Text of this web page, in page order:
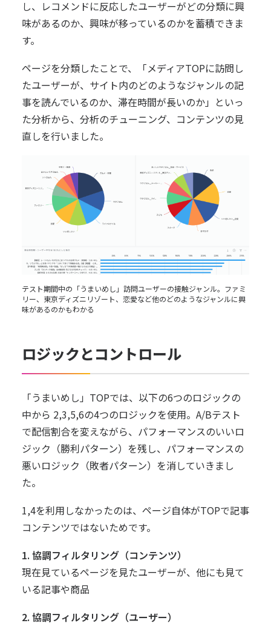
し、レコメンドに反応したユーザーがどの分類に興
味があるのか、興味が移っているのかを蓄積できま
す。
ページを分類したことで、「メディアTOPに訪問し
たユーザーが、サイト内のどのようなジャンルの記
事を読んでいるのか、滞在時間が長いのか」といっ
た分析から、分析のチューニング、コンテンツの見
直しを行いました。
テスト期間中の「うまいめし」訪問ユーザーの接触ジャンル。ファミ
リー、東京ディズニリゾート、恋愛など他のどのようなジャンルに興
味があるのかもわかる
ロジックとコントロール
「うまいめし」TOPでは、以下の6つのロジックの
中から 2,3,5,6の4つのロジックを使用。A/Bテスト
で配信割合を変えながら、パフォーマンスのいいロ
ジック（勝利パターン）を残し、パフォーマンスの
悪いロジック（敗者パターン）を消していきまし
た。
1,4を利用しなかったのは、ページ自体がTOPで記事
コンテンツではないためです。
1. 協調フィルタリング（コンテンツ）
現在見ているページを見たユーザーが、他にも見て
いる記事や商品
2. 協調フィルタリング（ユーザー）